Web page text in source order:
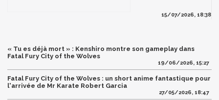
15/07/2026, 18:38
« Tu es déjà mort » : Kenshiro montre son gameplay dans
Fatal Fury City of the Wolves
19/06/2026, 15:27
Fatal Fury City of the Wolves : un short anime fantastique pour
l'arrivée de Mr Karate Robert Garcia
27/05/2026, 18:47